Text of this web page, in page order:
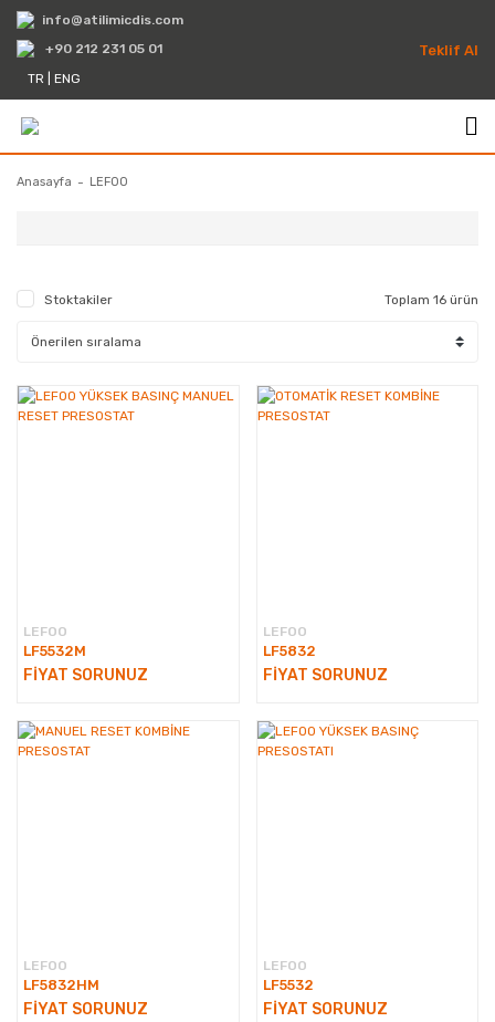
info@atilimicdis.com
+90 212 231 05 01
TR
ENG
Teklif Al
Anasayfa LEFOO
Presostat ve sviçler
Stoktakiler Toplam 16 ürün
LEFOO
LF5532M
FİYAT SORUNUZ
LEFOO
LF5832
FİYAT SORUNUZ
LEFOO
LF5832HM
FİYAT SORUNUZ
LEFOO
LF5532
FİYAT SORUNUZ